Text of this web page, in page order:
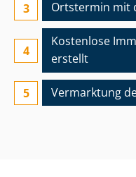
Ortstermin mit
Kostenlose
erstellt
Vermarktung